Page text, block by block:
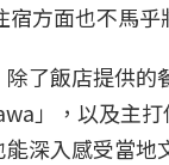
方面也不馬乎
了飯店提供的
」，以及主
深入感受當地